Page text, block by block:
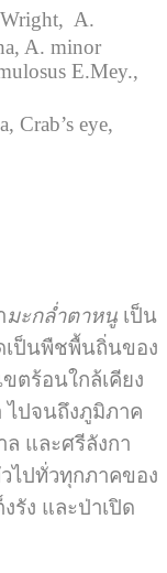
A.
A. minor
E.Mey.,
Crab’s eye,
มะกล่ำตาหนูเป็น
เป็นพืชพื้นถิ่นของ
ตร้อนใกล้เคียง
ไปจนถึงภูมิภาค
ล และศรีลังกา
ไปทั่วทุกภาคของ
รัง และป่าเปิด